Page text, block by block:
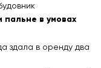
пальне в умовах
здала в оренду два